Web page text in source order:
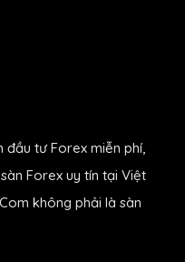
đầu tư Forex miễn phí,
Forex uy tín tại Việt
không phải là sàn